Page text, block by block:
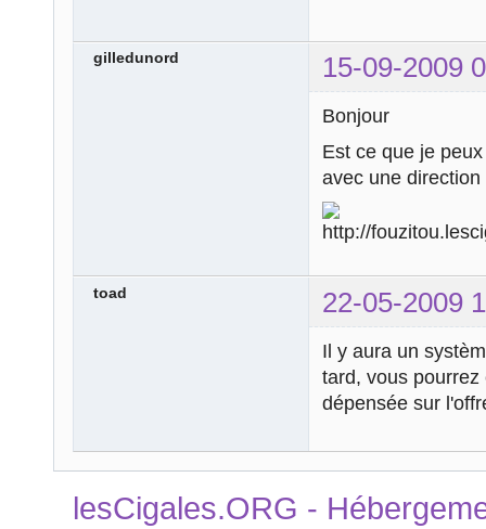
gilledunord 15-09-2009
Bonjour
Est ce que je
avec une
toad 22-05-2009
Il y aura un
tard, vous
dépensée sur
lesCigales.ORG -